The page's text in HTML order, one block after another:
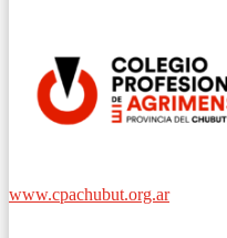
www.cpachubut.org.ar